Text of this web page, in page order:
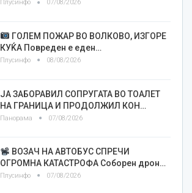
Плусинфо 07/08/2026
ГОЛЕМ ПОЖАР ВО ВОЛКОВО, ИЗГОРЕ
КУЌА Повреден е еден…
Плусинфо 08/08/2026
ЈА ЗАБОРАВИЛ СОПРУГАТА ВО ТОАЛЕТ
НА ГРАНИЦА И ПРОДОЛЖИЛ КОН…
Панорама 07/08/2026
ВОЗАЧ НА АВТОБУС СПРЕЧИ
ОГРОМНА КАТАСТРОФА Соборен дрон…
Плусинфо 07/08/2026